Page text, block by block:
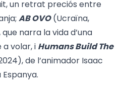
un retrat preciós entre
AB OVO(Ucraïna,
narra la vida d’una
volar, i Humans Build The
de l’animador Isaac